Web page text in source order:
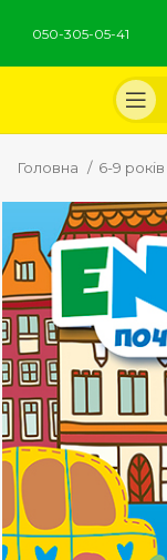
050-305-05-41
Головна 6-9 років